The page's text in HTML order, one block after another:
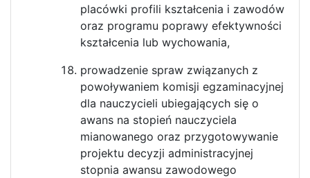
placówki profili kształcenia i zawodów
oraz programu poprawy efektywności
kształcenia lub wychowania,
prowadzenie spraw związanych z
powoływaniem komisji egzaminacyjnej
dla nauczycieli ubiegających się o
awans na stopień nauczyciela
mianowanego oraz przygotowywanie
projektu decyzji administracyjnej
stopnia awansu zawodowego